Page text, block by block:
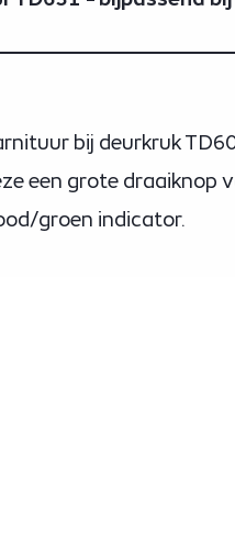
bij deurkruk
een grote draaiknop
groen indicator.